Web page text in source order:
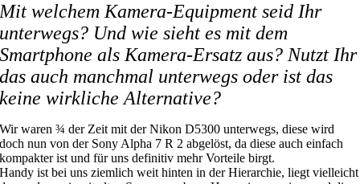
Mit welchem Kamera-Equipment seid Ihr
unterwegs? Und wie sieht es mit dem
Smartphone als Kamera-Ersatz aus? Nutzt Ihr
das auch manchmal unterwegs oder ist das
keine wirkliche Alternative?
Wir waren ¾ der Zeit mit der Nikon D5300 unterwegs, diese wird
doch nun von der Sony Alpha 7 R 2 abgelöst, da diese auch einfach
kompakter ist und für uns definitiv mehr Vorteile birgt.
Handy ist bei uns ziemlich weit hinten in der Hierarchie, liegt vielleicht